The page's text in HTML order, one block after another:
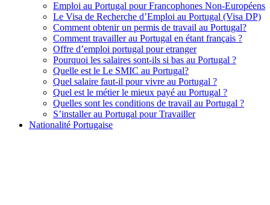
Emploi au Portugal pour Francophones Non-Européens
Le Visa de Recherche d’Emploi au Portugal (Visa DP)
Comment obtenir un permis de travail au Portugal?
Comment travailler au Portugal en étant français ?
Offre d’emploi portugal pour etranger
Pourquoi les salaires sont-ils si bas au Portugal ?
Quelle est le Le SMIC au Portugal?
Quel salaire faut-il pour vivre au Portugal ?
Quel est le métier le mieux payé au Portugal ?
Quelles sont les conditions de travail au Portugal ?
S’installer au Portugal pour Travailler
Nationalité Portugaise